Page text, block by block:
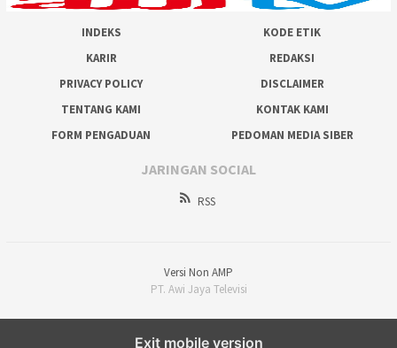
INDEKS
KODE ETIK
KARIR
REDAKSI
PRIVACY POLICY
DISCLAIMER
TENTANG KAMI
KONTAK KAMI
FORM PENGADUAN
PEDOMAN MEDIA SIBER
JARINGAN SOCIAL
RSS
Versi Non AMP
PT. Awi Jaya Televisi
Exit mobile version